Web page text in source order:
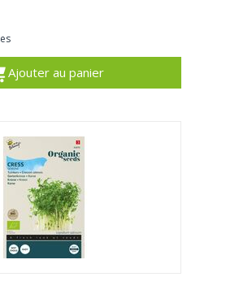
Ajouter au panier